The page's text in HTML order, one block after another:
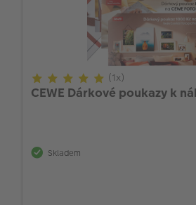
(1x)
CEWE Dárkové poukazy k
Skladem